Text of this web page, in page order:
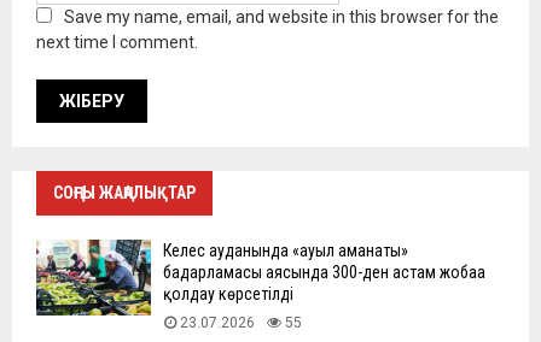
Save my name, email, and website in this browser for the
next time I comment.
СОҢҒЫ ЖАҢАЛЫҚТАР
Келес ауданында «ауыл аманаты»
бағдарламасы аясында 300-ден астам жобаға
қолдау көрсетілді
23.07.2026 55